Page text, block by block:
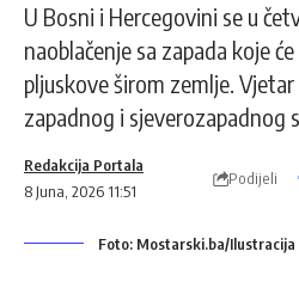
U Bosni i Hercegovini se u
naoblačenje sa zapada koje
pljuskove širom zemlje.
zapadnog i sjeverozapadnog
8 Juna, 2026 11:51
Redakcija Portala
Podijeli
Foto: Mostarski.ba/Ilustracija